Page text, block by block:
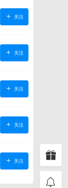
关注
关注
关注
关注
关注